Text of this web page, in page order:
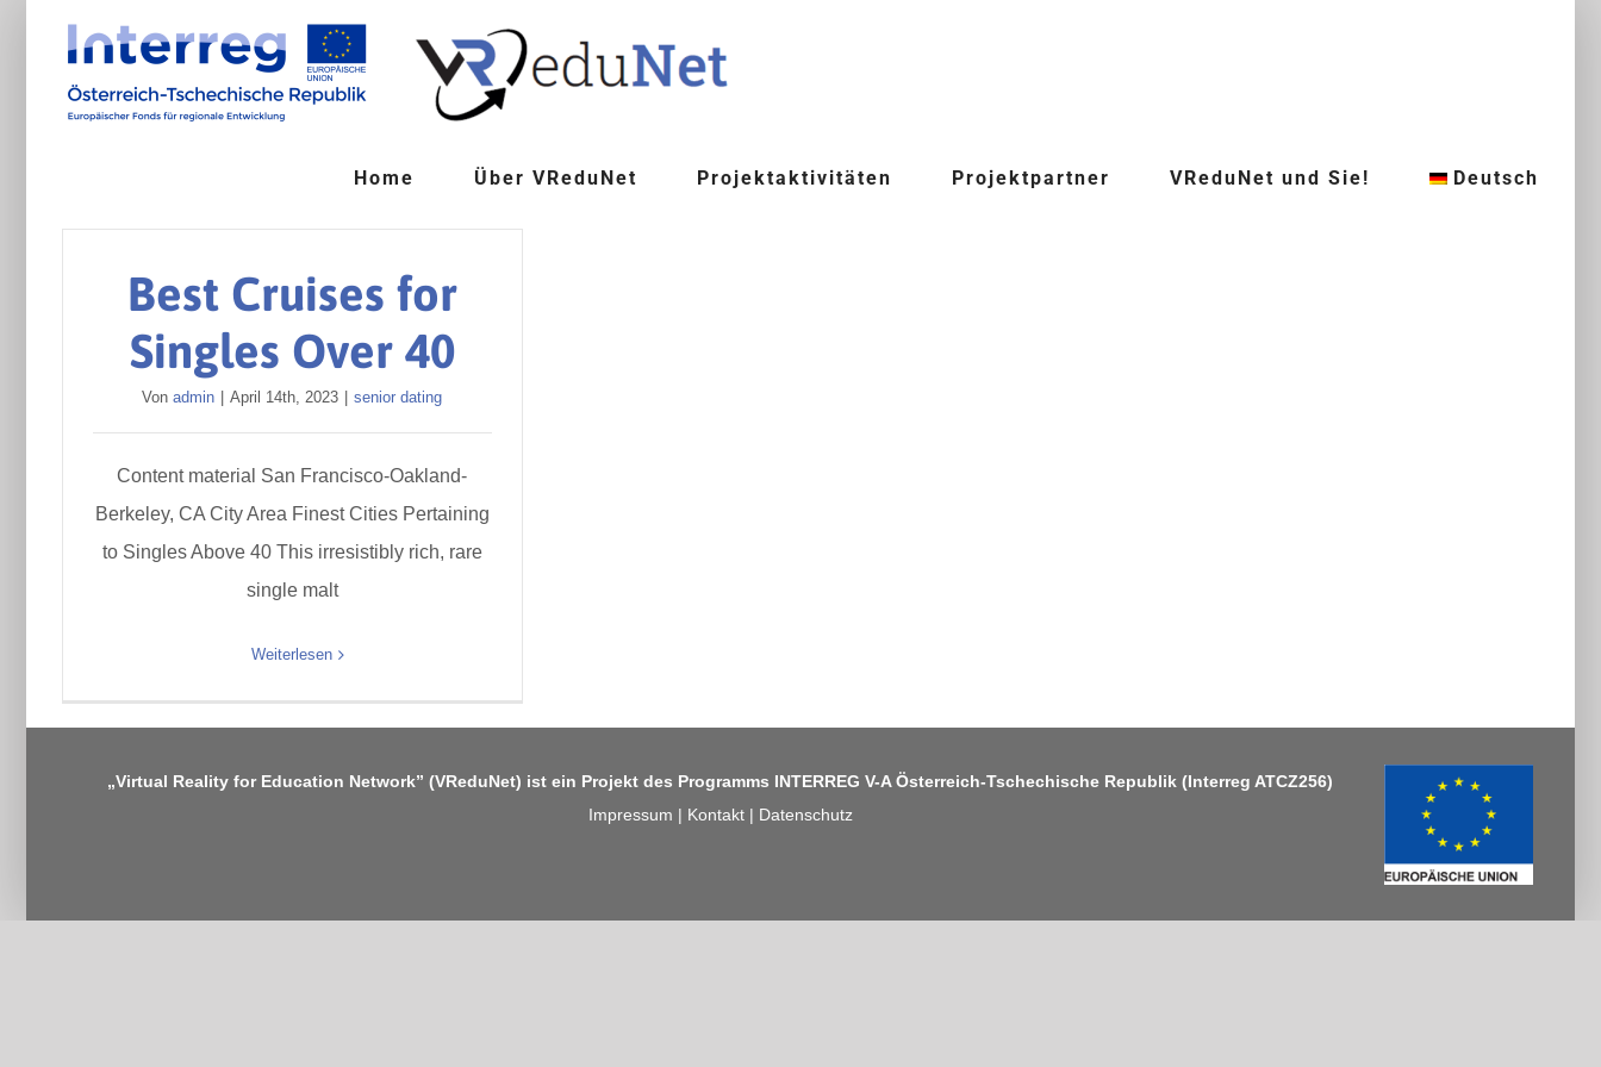
springen
Home Über VReduNet Projektaktivitäten Projektpartner VReduNet und Sie! Deutsch
Best Cruises for
Singles Over 40
Vonadmin April 14th, 2023 senior dating
Content material San Francisco-Oakland-
Berkeley, CA City Area Finest Cities Pertaining
to Singles Above 40 This irresistibly rich, rare
single malt
Weiterlesen
„Virtual Reality for Education Network” (VReduNet) ist ein Projekt des Programms INTERREG V-A Österreich-Tschechische Republik (Interreg ATCZ256)
Impressum | Kontakt| Datenschutz